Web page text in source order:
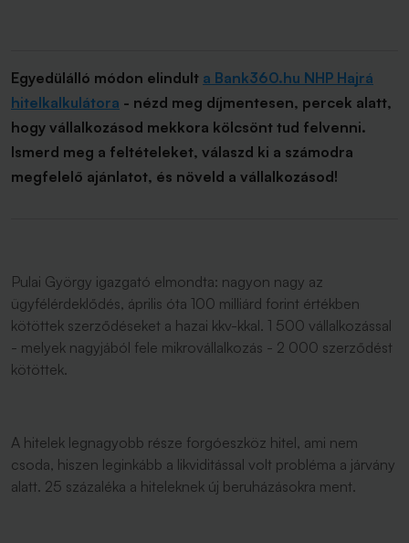
Egyedülálló módon elindult a Bank360.hu NHP Hajrá
hitelkalkulátora - nézd meg díjmentesen, percek alatt,
hogy vállalkozásod mekkora kölcsönt tud felvenni.
Ismerd meg a feltételeket, válaszd ki a számodra
megfelelő ajánlatot, és növeld a vállalkozásod!
Pulai György igazgató elmondta: nagyon nagy az
ügyfélérdeklődés, április óta 100 milliárd forint értékben
kötöttek szerződéseket a hazai kkv-kkal. 1 500 vállalkozással
- melyek nagyjából fele mikrovállalkozás - 2 000 szerződést
kötöttek.
A hitelek legnagyobb része forgóeszköz hitel, ami nem
csoda, hiszen leginkább a likviditással volt probléma a járvány
alatt. 25 százaléka a hiteleknek új beruházásokra ment.